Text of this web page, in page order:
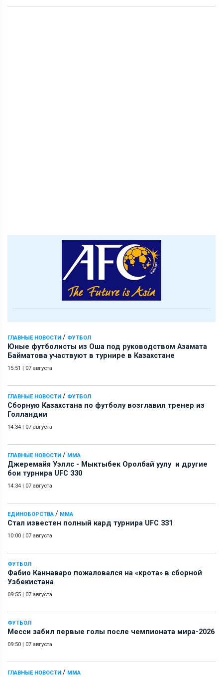
ГЛАВНЫЕ НОВОСТИ / ФУТБОЛ
Юные футболисты из Оша под руководством Азамата
Байматова участвуют в турнире в Казахстане
15:51 07 августа
ГЛАВНЫЕ НОВОСТИ / ФУТБОЛ
Сборную Казахстана по футболу возглавил тренер из
Голландии
14:34 07 августа
ГЛАВНЫЕ НОВОСТИ / ММА
Джеремайя Уэллс - Мыктыбек Оролбай уулу и другие
бои турнира UFC 330
14:34 07 августа
ЕДИНОБОРСТВА / ММА
Стал известен полный кард турнира UFC 331
10:00 07 августа
ФУТБОЛ
Фабио Каннаваро пожаловался на «крота» в сборной
Узбекистана
09:55 07 августа
ФУТБОЛ
Месси забил первые голы после чемпионата мира-2026
09:50 07 августа
ГЛАВНЫЕ НОВОСТИ / ММА